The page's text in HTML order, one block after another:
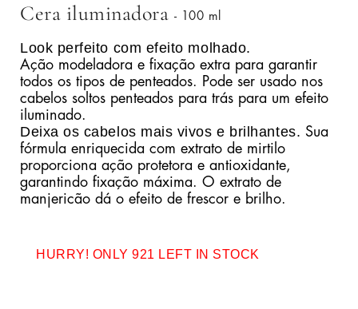
Cera iluminadora - 100 ml
Look perfeito com efeito molhado.
Ação modeladora e fixação extra para garantir
todos os tipos de penteados. Pode ser usado nos
cabelos soltos penteados para trás para um efeito
iluminado.
Deixa os cabelos mais vivos e brilhantes. Sua
fórmula enriquecida com extrato de mirtilo
proporciona ação protetora e antioxidante,
garantindo fixação máxima. O extrato de
manjericão dá o efeito de frescor e brilho.
HURRY! ONLY 921 LEFT IN STOCK